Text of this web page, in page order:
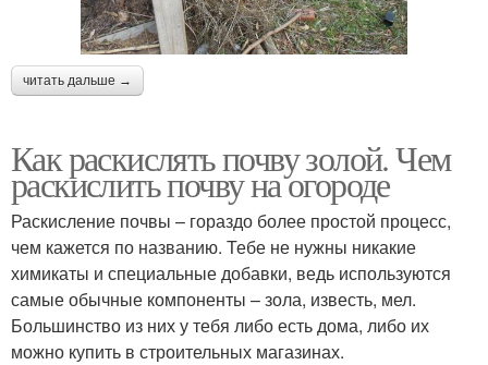
читать дальше →
Как раскислять почву золой. Чем
раскислить почву на огороде
Раскисление почвы – гораздо более простой процесс,
чем кажется по названию. Тебе не нужны никакие
химикаты и специальные добавки, ведь используются
самые обычные компоненты – зола, известь, мел.
Большинство из них у тебя либо есть дома, либо их
можно купить в строительных магазинах.